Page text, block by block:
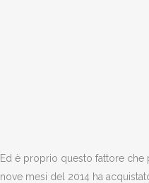
Ed è proprio questo fattore che
nove mesi del 2014 ha